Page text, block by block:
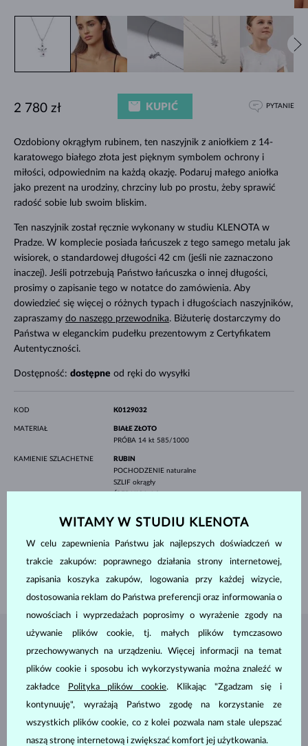
Ozdobiony okrągłym rubinem, ten naszyjnik z aniołkiem z 14-
karatowego białego złota jest pięknym symbolem ochrony i
miłości, odpowiednim na każdą okazję. Podaruj małego aniołka
jako prezent na urodziny, chrzciny lub po prostu, żeby sprawić
radość sobie lub swoim bliskim.
Ten naszyjnik został ręcznie wykonany w studiu KLENOTA w
Pradze. W komplecie posiada łańcuszek z tego samego metalu jak
wisiorek, o standardowej długości 42 cm (jeśli nie zaznaczono
inaczej). Jeśli potrzebują Państwo łańcuszka o innej długości,
prosimy o zapisanie tego w notatce do zamówienia. Aby
dowiedzieć się więcej o różnych typach i długościach naszyjników,
zapraszamy do naszego przewodnika. Biżuterię dostarczymy do
Państwa w eleganckim pudełku prezentowym z Certyfikatem
Autentyczności.
Dostępność: dostępne od ręki do wysyłki
2 780 zł KUPIĆ PYTANIE
KOD K0129032
MATERIAŁ
BIAŁE ZŁOTO
PRÓBA 14 kt 585/1000
KAMIENIE SZLACHETNE
RUBIN
POCHODZENIE naturalne
SZLIF okrągły
7 mm
WYSOKOŚĆ 11 mm
DŁUGOŚĆ 420.00 mm
WAGA 1.60 g
BIŻUTERIA Z ATELIER KLENOTA
WITAMY W STUDIU KLENOTA
W celu zapewnienia Państwu jak najlepszych doświadczeń w
trakcie zakupów: poprawnego działania strony internetowej,
zapisania koszyka zakupów, logowania przy każdej wizycie,
dostosowania reklam do Państwa preferencji oraz informowania o
nowościach i wyprzedażach poprosimy o wyrażenie zgody na
używanie plików cookie, tj. małych plików tymczasowo
przechowywanych na urządzeniu. Więcej informacji na temat
plików cookie i sposobu ich wykorzystywania można znaleźć w
zakładce
Polityka plików cookie. Klikając "Zgadzam się i
kontynuuję", wyrażają Państwo zgodę na korzystanie ze
wszystkich plików cookie, co z kolei pozwala nam stale ulepszać
naszą stronę internetową i zwiększać komfort jej użytkowania.